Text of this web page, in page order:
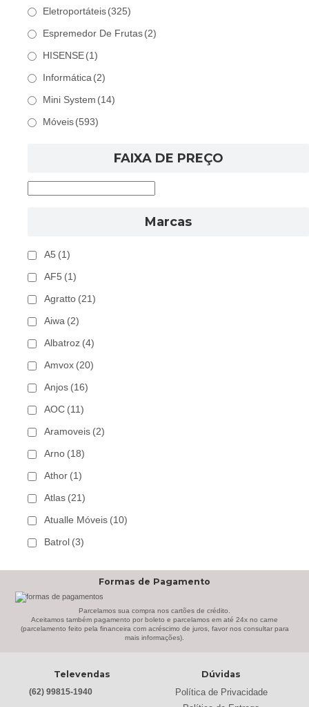
Eletroportáteis (325)
Espremedor De Frutas (2)
HISENSE (1)
Informática (2)
Mini System (14)
Móveis (593)
FAIXA DE PREÇO
Marcas
A5 (1)
AF5 (1)
Agratto (21)
Aiwa (2)
Albatroz (4)
Amvox (20)
Anjos (16)
AOC (11)
Aramoveis (2)
Arno (18)
Athor (1)
Atlas (21)
Atualle Móveis (10)
Batrol (3)
Bem Estar Clima (2)
Bem Estar Estofados (3)
Bertolini (2)
Best (9)
Formas de Pagamento
Parcelamos sua compra nos cartões de crédito.
Aceitamos também pagamento por boleto e parcelamos em até 24x no carne
(parcelamento feito pela financeira com acréscimo de juros, favor nos consultar para
mais informações).
Televendas
(62) 99815-1940
Dúvidas
Política de Privacidade